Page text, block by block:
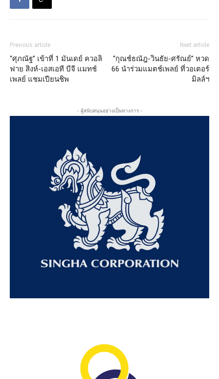
Previous article
“ศุภณัฐ” เข้าที่ 1 มันเดย์ ควอลิ
ฟาย สิงห์-เอสเอที บีจี แมทช์
เพลย์ แชมเปียนชิพ
Next article
“กุณช์ธณัฎ-วินธัย-ศรัณย์” หวด
66 นำร่วมแมตช์เพลย์ ที่วอเตอร์
มิลล์ฯ
- ผู้สนับสนุนอย่างเป็นทางการ -